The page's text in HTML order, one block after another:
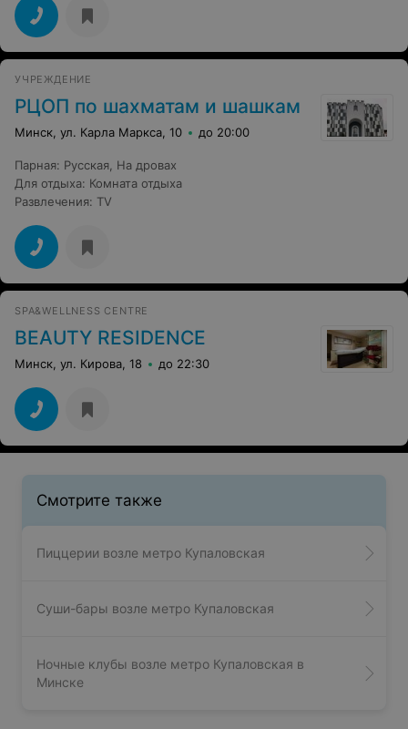
УЧРЕЖДЕНИЕ
РЦОП по шахматам и шашкам
Минск, ул. Карла Маркса, 10 до 20:00
Парная: Русская, На дровах
Для отдыха: Комната отдыха
Развлечения: TV
SPA&WELLNESS CENTRE
BEAUTY RESIDENCE
Минск, ул. Кирова, 18 до 22:30
Смотрите также
Пиццерии возле метро Купаловская
Суши-бары возле метро Купаловская
Ночные клубы возле метро Купаловская в
Минске